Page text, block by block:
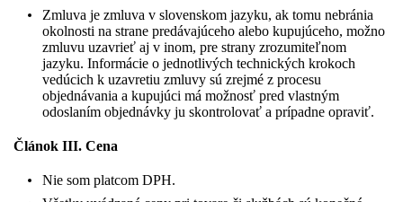
Zmluva je zmluva v slovenskom jazyku, ak tomu nebránia
okolnosti na strane predávajúceho alebo kupujúceho, možno
zmluvu uzavrieť aj v inom, pre strany zrozumiteľnom
jazyku. Informácie o jednotlivých technických krokoch
vedúcich k uzavretiu zmluvy sú zrejmé z procesu
objednávania a kupujúci má možnosť pred vlastným
odoslaním objednávky ju skontrolovať a prípadne opraviť.
Článok III. Cena
Nie som platcom DPH.